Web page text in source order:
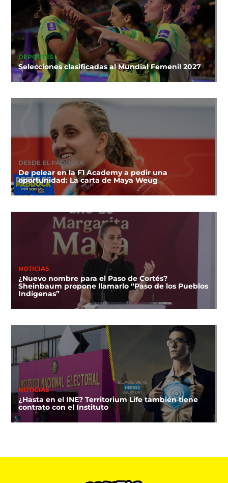
DEPORTES
Selecciones clasificadas al Mundial Femenil 2027
DESDE EL PADDOCK
De pelear en la F1 Academy a pedir una
oportunidad: La carta de Maya Weug
NOTICIAS
¿Nuevo nombre para el Paso de Cortés?
Sheinbaum propone llamarlo “Paso de los Pueblos
Indígenas”
NOTICIAS
¿Hasta en el INE? Territorium Life también tiene
contrato con el Instituto